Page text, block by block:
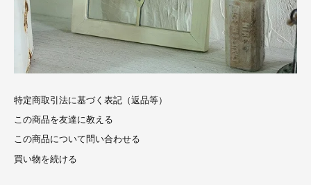
特定商取引法に基づく表記（返品等）
この商品を友達に教える
この商品について問い合わせる
買い物を続ける